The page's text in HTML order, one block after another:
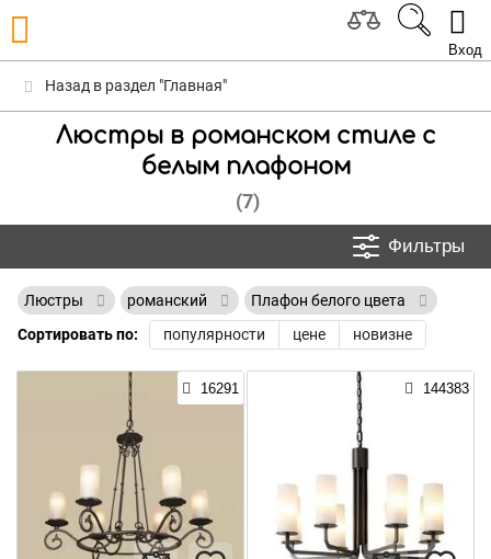
Вход
Назад в раздел "Главная"
Люстры в романском стиле с
белым плафоном
(7)
Фильтры
Люстры романский
Плафон белого цвета
Сортировать по:
популярности цене новизне
16291 144383